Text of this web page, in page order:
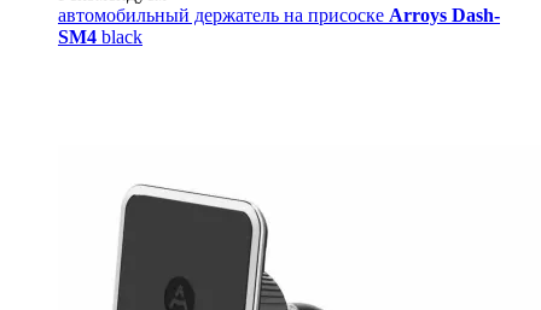
автомобильный держатель на присоске Arroys Dash-
SM4 black